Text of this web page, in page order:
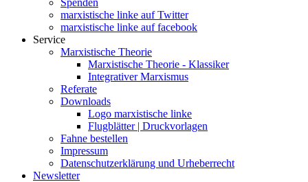
marxistische linke auf Twitter
marxistische linke auf facebook
Service
Marxistische Theorie
Marxistische Theorie - Klassiker
Integrativer Marxismus
Referate
Downloads
Logo marxistische linke
Flugblätter | Druckvorlagen
Fahne bestellen
Impressum
Datenschutzerklärung und Urheberrecht
Newsletter